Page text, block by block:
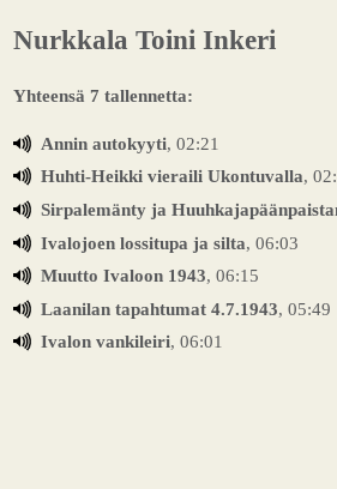
Nurkkala Toini Inkeri
Yhteensä 7 tallennetta:
Annin autokyyti, 02:21
Huhti-Heikki vieraili Ukontuvalla,
Sirpalemänty ja
Ivalojoen lossitupa ja silta, 06:03
Muutto Ivaloon 1943, 06:15
Laanilan tapahtumat 4.7.1943, 05:49
Ivalon vankileiri, 06:01